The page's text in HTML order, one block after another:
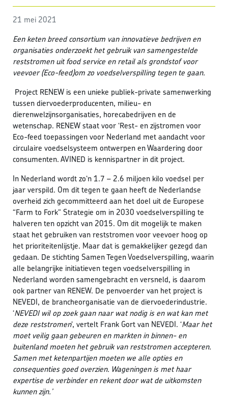
21 mei 2021
Een keten breed consortium van innovatieve bedrijven en
organisaties onderzoekt het gebruik van samengestelde
reststromen uit food service en retail als grondstof voor
veevoer (Eco-feed)om zo voedselverspilling tegen te gaan.
Project RENEW is een unieke publiek-private samenwerking
tussen diervoederproducenten, milieu- en
dierenwelzijnsorganisaties, horecabedrijven en de
wetenschap. RENEW staat voor ‘Rest- en zijstromen voor
Eco-feed toepassingen voor Nederland met aandacht voor
circulaire voedselsysteem ontwerpen en Waardering door
consumenten. AVINED is kennispartner in dit project.
In Nederland wordt zo’n 1.7 – 2.6 miljoen kilo voedsel per
jaar verspild. Om dit tegen te gaan heeft de Nederlandse
overheid zich gecommitteerd aan het doel uit de Europese
“Farm to Fork” Strategie om in 2030 voedselverspilling te
halveren ten opzicht van 2015. Om dit mogelijk te maken
staat het gebruiken van reststromen voor veevoer hoog op
het prioriteitenlijstje. Maar dat is gemakkelijker gezegd dan
gedaan. De stichting Samen Tegen Voedselverspilling, waarin
alle belangrijke initiatieven tegen voedselverspilling in
Nederland worden samengebracht en versneld, is daarom
ook partner van RENEW. De penvoerder van het project is
NEVEDI, de brancheorganisatie van de diervoederindustrie.
‘NEVEDI wil op zoek gaan naar wat nodig is en wat kan met
deze reststromen’, vertelt Frank Gort van NEVEDI. ‘Maar het
moet veilig gaan gebeuren en markten in binnen- en
buitenland moeten het gebruik van reststromen accepteren.
Samen met ketenpartijen moeten we alle opties en
consequenties goed overzien. Wageningen is met haar
expertise de verbinder en rekent door wat de uitkomsten
kunnen zijn.’